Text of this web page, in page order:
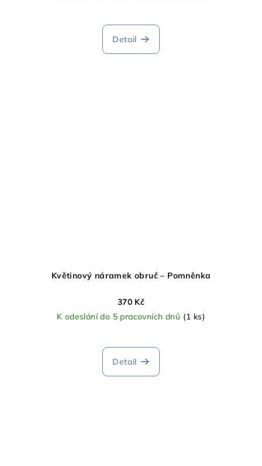
Detail
Květinový náramek obruč – Pomněnka
370 Kč
K odeslání do 5 pracovních dnů (1 ks)
Detail